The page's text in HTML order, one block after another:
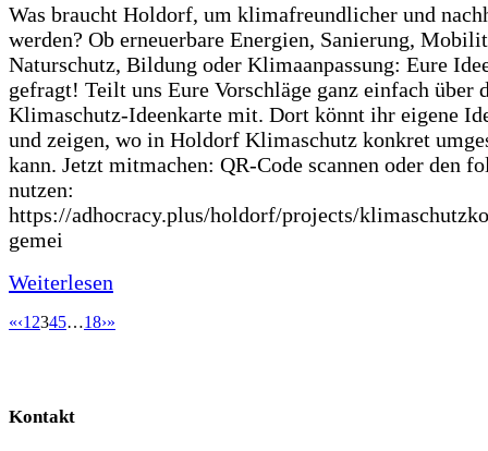
Was braucht Holdorf, um klimafreundlicher und
werden? Ob erneuerbare Energien, Sanierung,
Naturschutz, Bildung oder Klimaanpassung: Eure
gefragt! Teilt uns Eure Vorschläge ganz einfach über
Klimaschutz-Ideenkarte mit. Dort könnt ihr eigene
und zeigen, wo in Holdorf Klimaschutz konkret
kann. Jetzt mitmachen: QR-Code scannen oder den
nutzen:
https://adhocracy.plus/holdorf/projects/
gemei
Weiterlesen
«‹1 2345…18›»
Kontakt